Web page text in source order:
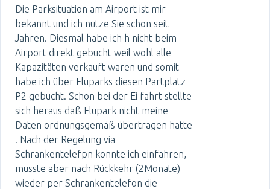
Die Parksituation am Airport ist mir
bekannt und ich nutze Sie schon seit
Jahren. Diesmal habe ich h nicht beim
Airport direkt gebucht weil wohl alle
Kapazitäten verkauft waren und somit
habe ich über Fluparks diesen Partplatz
P2 gebucht. Schon bei der Ei fahrt stellte
sich heraus daß Flupark nicht meine
Daten ordnungsgemäß übertragen hatte
. Nach der Regelung via
Schrankentelefpn konnte ich einfahren,
musste aber nach Rückkehr (2Monate)
wieder per Schrankentelefon die